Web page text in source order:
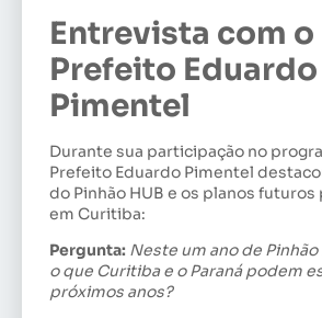
Entrevista com o
Prefeito Eduardo
Pimentel
Durante sua participação no
Prefeito Eduardo Pimentel
do Pinhão HUB e os planos futuros
em Curitiba:
Pergunta: Neste um ano de
o que Curitiba e o Paraná podem
próximos anos?